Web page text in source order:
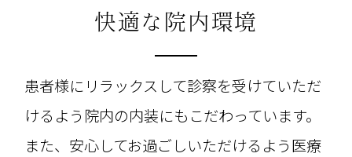
快適な院内環境
患者様にリラックスして診察を受けていただ
けるよう院内の内装にもこだわっています。
また、安心してお過ごしいただけるよう医療